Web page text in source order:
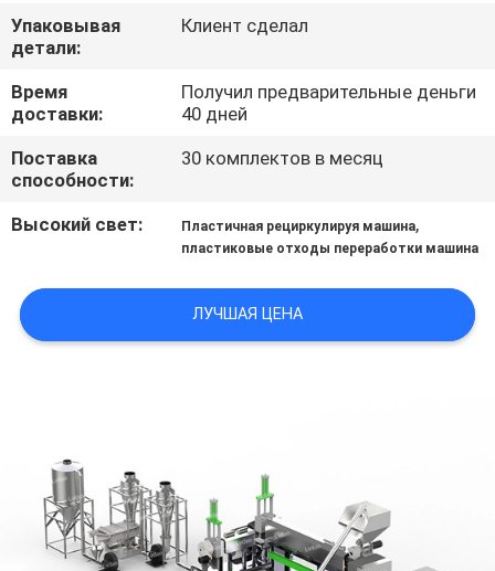
НОВОСТИ
СПРОСИТЕ
ЦИТАТУ
КАРТА
PRIVACY
Упаковывая
детали:
Клиент сделал
Время
доставки:
Получил предварительные деньги
40 дней
Поставка
способности:
30 комплектов в месяц
Высокий свет: Пластичная рециркулируя машина,
пластиковые отходы переработки машина
ЛУЧШАЯ ЦЕНА